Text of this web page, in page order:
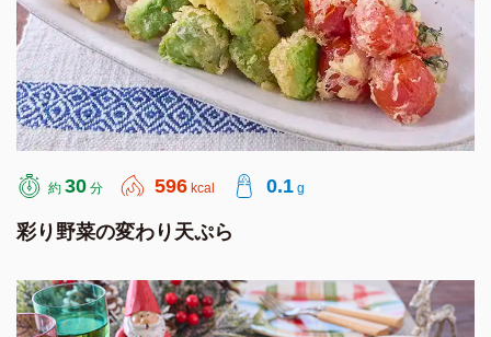
約 30 分 596 kcal 0.1 g
彩り野菜の変わり天ぷら